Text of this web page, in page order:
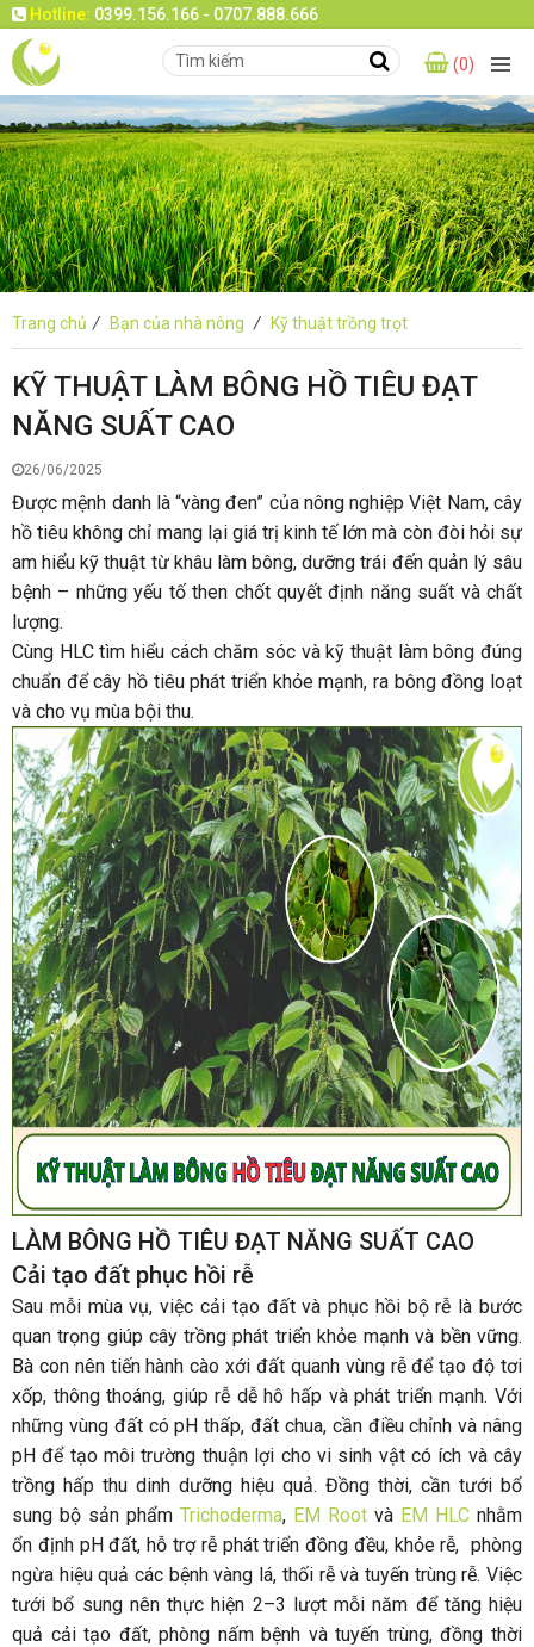
Hotline: 0399.156.166 - 0707.888.666
(0)
Trang chủ / Bạn của nhà nông / Kỹ thuật trồng trọt
KỸ THUẬT LÀM BÔNG HỒ TIÊU ĐẠT
NĂNG SUẤT CAO
26/06/2025
Được mệnh danh là “vàng đen” của nông nghiệp Việt Nam, cây
hồ tiêu không chỉ mang lại giá trị kinh tế lớn mà còn đòi hỏi sự
am hiểu kỹ thuật từ khâu làm bông, dưỡng trái đến quản lý sâu
bệnh – những yếu tố then chốt quyết định năng suất và chất
lượng.
Cùng HLC tìm hiểu cách chăm sóc và kỹ thuật làm bông đúng
chuẩn để cây hồ tiêu phát triển khỏe mạnh, ra bông đồng loạt
và cho vụ mùa bội thu.
LÀM BÔNG HỒ TIÊU ĐẠT NĂNG SUẤT CAO
Cải tạo đất phục hồi rễ
Sau mỗi mùa vụ, việc cải tạo đất và phục hồi bộ rễ là bước
quan trọng giúp cây trồng phát triển khỏe mạnh và bền vững.
Bà con nên tiến hành cào xới đất quanh vùng rễ để tạo độ tơi
xốp, thông thoáng, giúp rễ dễ hô hấp và phát triển mạnh. Với
những vùng đất có pH thấp, đất chua, cần điều chỉnh và nâng
pH để tạo môi trường thuận lợi cho vi sinh vật có ích và cây
trồng hấp thu dinh dưỡng hiệu quả. Đồng thời, cần tưới bổ
sung bộ sản phẩm Trichoderma, EM Root và EM HLC nhằm
ổn định pH đất, hỗ trợ rễ phát triển đồng đều, khỏe rễ, phòng
ngừa hiệu quả các bệnh vàng lá, thối rễ và tuyến trùng rễ. Việc
tưới bổ sung nên thực hiện 2–3 lượt mỗi năm để tăng hiệu
quả cải tạo đất, phòng nấm bệnh và tuyến trùng, đồng thời